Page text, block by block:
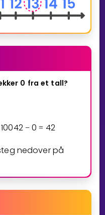
0 fra et tall?
10042 − 0 = 42
nedover på